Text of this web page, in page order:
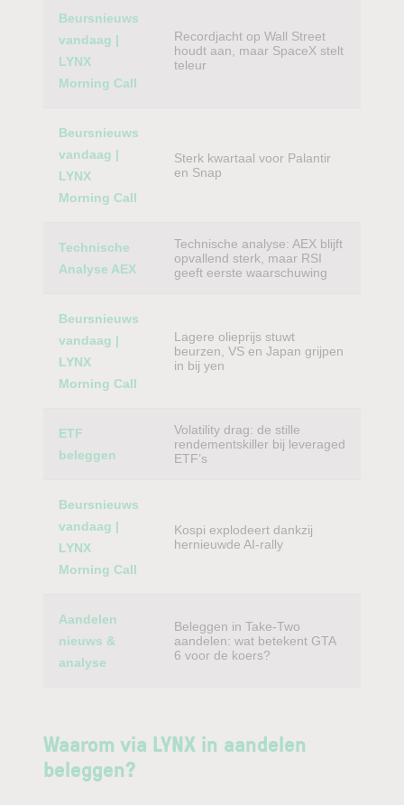
Beursnieuws
vandaag |
LYNX
Morning Call
Recordjacht op Wall Street
houdt aan, maar SpaceX stelt
teleur
Beursnieuws
vandaag |
LYNX
Morning Call
Sterk kwartaal voor Palantir
en Snap
Technische
Analyse AEX
Technische analyse: AEX blijft
opvallend sterk, maar RSI
geeft eerste waarschuwing
Beursnieuws
vandaag |
LYNX
Morning Call
Lagere olieprijs stuwt
beurzen, VS en Japan grijpen
in bij yen
ETF
beleggen
Volatility drag: de stille
rendementskiller bij leveraged
ETF’s
Beursnieuws
vandaag |
LYNX
Morning Call
Kospi explodeert dankzij
hernieuwde AI-rally
Aandelen
nieuws &
analyse
Beleggen in Take-Two
aandelen: wat betekent GTA
6 voor de koers?
Waarom via LYNX in aandelen
beleggen?